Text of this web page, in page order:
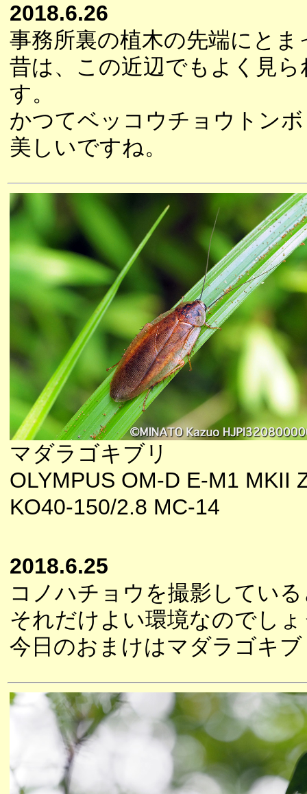
2018.6.26
事務所裏の植木の先端にと
昔は、この近辺でもよく見
す。
かつてベッコウチョウトン
美しいですね。
マダラゴキブリ
OLYMPUS OM-D E-M1 MKII
KO40-150/2.8 MC-14
2018.6.25
コノハチョウを撮影してい
それだけよい環境なのでし
今日のおまけはマダラゴキ